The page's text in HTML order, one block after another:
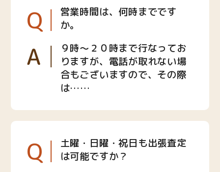
Q
営業時間は、何時までです
か。
A
９時〜２０時まで行なってお
りますが、電話が取れない場
合もございますので、その際
は……
Q
土曜・日曜・祝日も出張査定
は可能ですか？